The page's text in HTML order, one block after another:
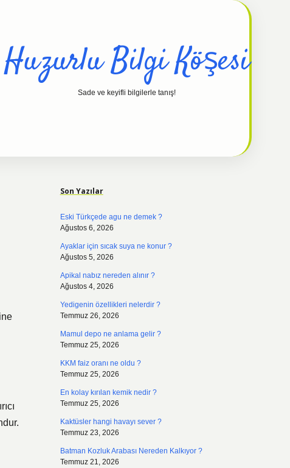
Huzurlu Bilgi Köşesi
Sade ve keyifli bilgilerle tanış!
Son Yazılar
Eski Türkçede agu ne demek ?
Ağustos 6, 2026
Ayaklar için sıcak suya ne konur ?
Ağustos 5, 2026
Apikal nabız nereden alınır ?
Ağustos 4, 2026
Yedigenin özellikleri nelerdir ?
Temmuz 26, 2026
Mamul depo ne anlama gelir ?
Temmuz 25, 2026
KKM faiz oranı ne oldu ?
Temmuz 25, 2026
En kolay kırılan kemik nedir ?
Temmuz 25, 2026
Kaktüsler hangi havayı sever ?
Temmuz 23, 2026
Batman Kozluk Arabası Nereden Kalkıyor ?
Temmuz 21, 2026